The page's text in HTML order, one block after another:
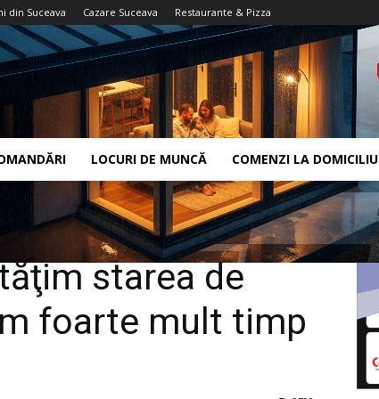
din Suceava Cazare Suceava Restaurante & Pizza
LOCURI DE MUNCĂ COMENZI LA DOMICILIU
petrecem foarte mult timp...
starea de
foarte mult timp